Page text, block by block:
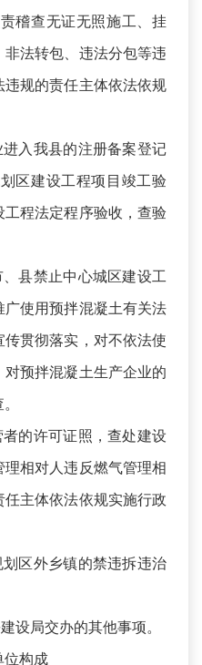
稽查无证无照施工、挂
法转包、违法分包等违
规的责任主体依法依规
入我县的注册备案登记
区建设工程项目竣工验
程法定程序验收，查验
县禁止中心城区建设工
使用预拌混凝土有关法
贯彻落实，对不依法使
预拌混凝土生产企业的
的许可证照，查处建设
相对人违反燃气管理相
主体依法依规实施行政
区外乡镇的禁违拆违治
设局交办的其他事项。
位构成